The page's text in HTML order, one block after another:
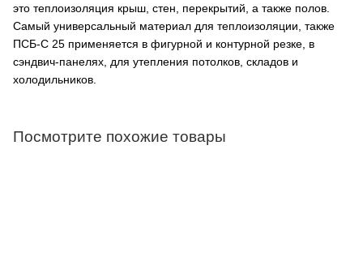
это теплоизоляция крыш, стен, перекрытий, а также полов.
Самый универсальный материал для теплоизоляции, также
ПСБ-С 25 применяется в фигурной и контурной резке, в
сэндвич-панелях, для утепления потолков, складов и
холодильников.
Посмотрите похожие товары